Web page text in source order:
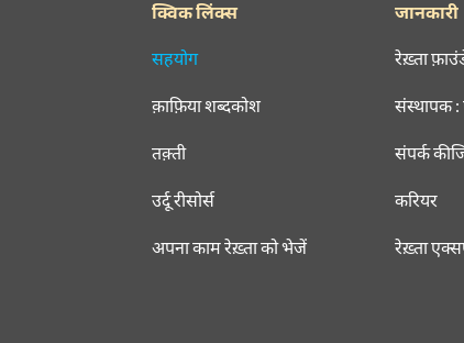
क्विक लिंक्स
सहयोग
क़ाफ़िया शब्दकोश
तक़्ती
उर्दू रीसोर्स
अपना काम रेख़्ता को भेजें
जानकारी
रेख़्ता
संस्थापक :
संपर्क
करियर
रेख़्ता